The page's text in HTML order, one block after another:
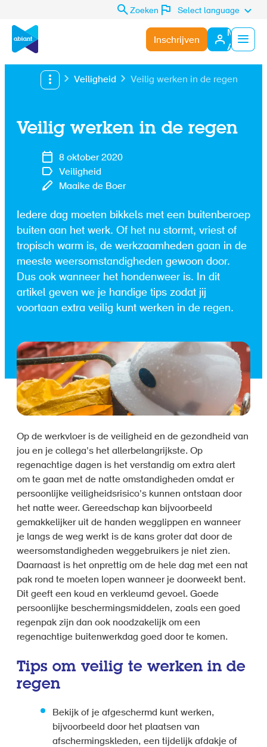
Zoeken Select language
Inschrijven
Mijn
Abiant
Veiligheid Veilig werken in de regen
Veilig werken in de regen
8 oktober 2020
Veiligheid
Maaike de Boer
Iedere dag moeten bikkels met een buitenberoep
buiten aan het werk. Of het nu stormt, vriest of
tropisch warm is, de werkzaamheden gaan in de
meeste weersomstandigheden gewoon door.
Dus ook wanneer het hondenweer is. In dit
artikel geven we je handige tips zodat jij
voortaan extra veilig kunt werken in de regen.
Op de werkvloer is de veiligheid en de gezondheid van
jou en je collega's het allerbelangrijkste. Op
regenachtige dagen is het verstandig om extra alert
om te gaan met de natte omstandigheden omdat er
persoonlijke veiligheidsrisico's kunnen ontstaan door
het natte weer. Gereedschap kan bijvoorbeeld
gemakkelijker uit de handen wegglippen en wanneer
je langs de weg werkt is de kans groter dat door de
weersomstandigheden weggebruikers je niet zien.
Daarnaast is het onprettig om de hele dag met een nat
pak rond te moeten lopen wanneer je doorweekt bent.
Dit geeft een koud en verkleumd gevoel. Goede
persoonlijke beschermingsmiddelen, zoals een goed
regenpak zijn dan ook noodzakelijk om een
regenachtige buitenwerkdag goed door te komen.
Tips om veilig te werken in de
regen
Bekijk of je afgeschermd kunt werken,
bijvoorbeeld door het plaatsen van
afschermingskleden, een tijdelijk afdakje of